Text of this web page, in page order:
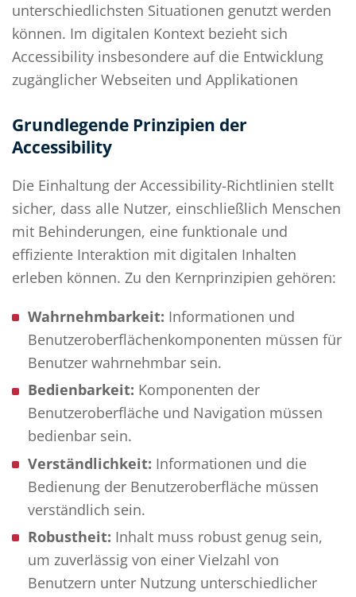
unterschiedlichsten Situationen genutzt werden
können. Im digitalen Kontext bezieht sich
Accessibility insbesondere auf die Entwicklung
zugänglicher Webseiten und Applikationen
Grundlegende Prinzipien der
Accessibility
Die Einhaltung der Accessibility-Richtlinien stellt
sicher, dass alle Nutzer, einschließlich Menschen
mit Behinderungen, eine funktionale und
effiziente Interaktion mit digitalen Inhalten
erleben können. Zu den Kernprinzipien gehören:
Wahrnehmbarkeit: Informationen und
Benutzeroberflächenkomponenten müssen für
Benutzer wahrnehmbar sein.
Bedienbarkeit: Komponenten der
Benutzeroberfläche und Navigation müssen
bedienbar sein.
Verständlichkeit: Informationen und die
Bedienung der Benutzeroberfläche müssen
verständlich sein.
Robustheit: Inhalt muss robust genug sein,
um zuverlässig von einer Vielzahl von
Benutzern unter Nutzung unterschiedlicher